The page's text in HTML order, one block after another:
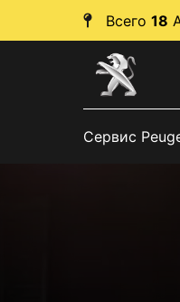
Всего 18
Сервис